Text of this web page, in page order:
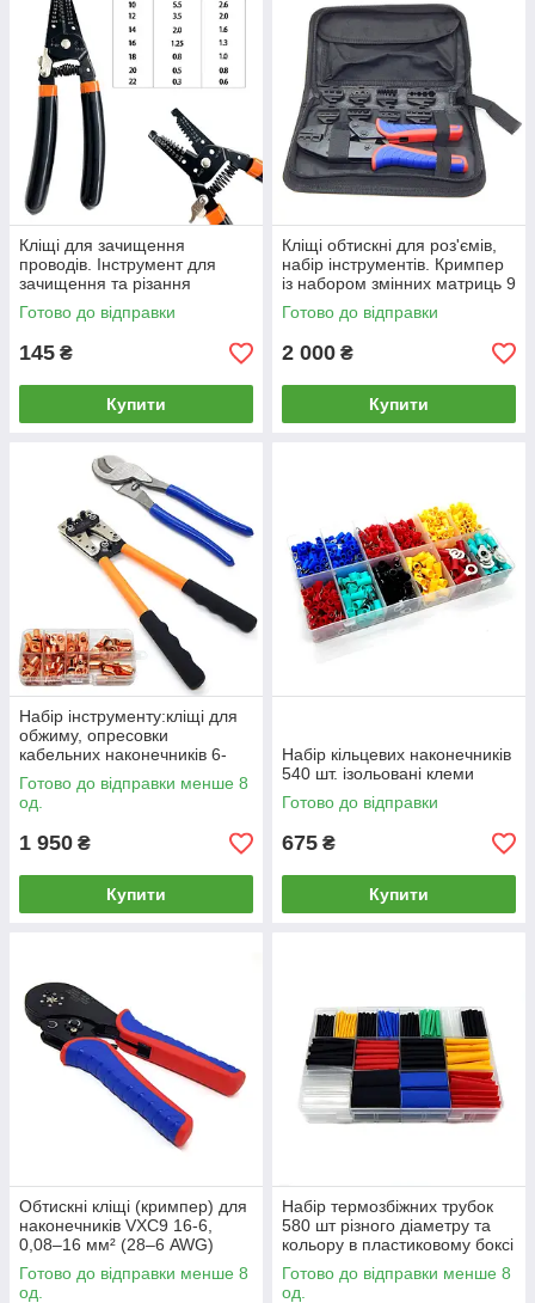
Кліщі для зачищення
проводів. Інструмент для
зачищення та різання
проводів діаметром 0,6-2,6
мм
Готово до відправки
145 ₴
Купити
Кліщі обтискні для роз'ємів,
набір інструментів. Кримпер
із набором змінних матриць 9
шт.
Готово до відправки
2 000 ₴
Купити
Набір інструменту:кліщі для
обжиму, опресовки
кабельних наконечників 6-
50мм², кабелеріз до 10мм²,
набір кільцевих клем.
Готово до відправки менше 8
од.
1 950 ₴
Купити
Набір кільцевих наконечників
540 шт. ізольовані клеми
Готово до відправки
675 ₴
Купити
Обтискні кліщі (кримпер) для
наконечників VXC9 16-6,
0,08–16 мм² (28–6 AWG)
Готово до відправки менше 8
од.
Набір термозбіжних трубок
580 шт різного діаметру та
кольору в пластиковому боксі
Готово до відправки менше 8
од.